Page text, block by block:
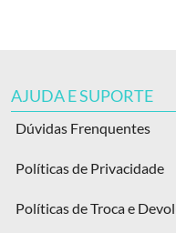
AJUDA E SUPORTE
Dúvidas Frenquentes
Políticas de Privacidade
Políticas de Troca e